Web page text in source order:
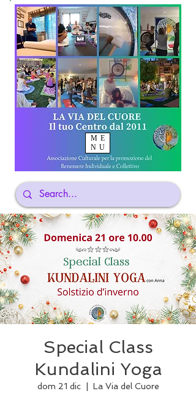
ME
NU
Special Class
Kundalini Yoga
dom 21 dic
  |
La Via del Cuore